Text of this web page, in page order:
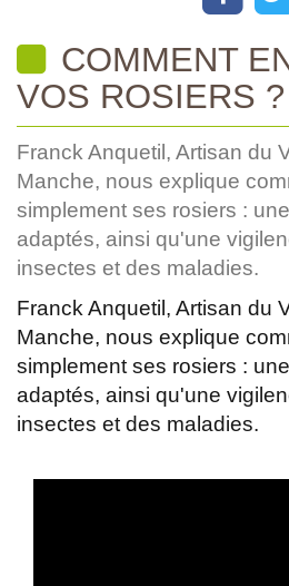
COMMENT
VOS ROSIERS ?
Franck Anquetil, Artisan du
Manche, nous explique
simplement ses rosiers :
adaptés, ainsi qu'une
insectes et des maladies.
Franck Anquetil, Artisan du
Manche, nous explique
simplement ses rosiers :
adaptés, ainsi qu'une
insectes et des maladies.